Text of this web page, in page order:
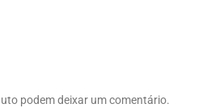
podem deixar um comentário.